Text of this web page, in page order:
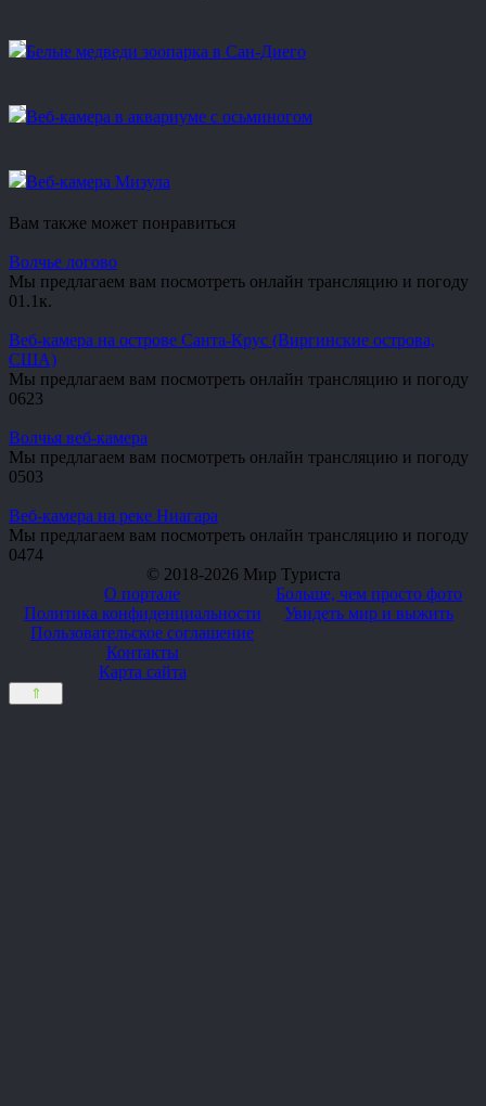
Белые медведи зоопарка в Сан-Диего
Веб-камера в аквариуме с осьминогом
Веб-камера Мизула
Вам также может понравиться
Волчье логово
Мы предлагаем вам посмотреть онлайн трансляцию и погоду
01.1к.
Веб-камера на острове Санта-Крус (Виргинские острова,
США)
Мы предлагаем вам посмотреть онлайн трансляцию и погоду
0623
Волчья веб-камера
Мы предлагаем вам посмотреть онлайн трансляцию и погоду
0503
Веб-камера на реке Ниагара
Мы предлагаем вам посмотреть онлайн трансляцию и погоду
0474
© 2018-2026 Мир Туриста
О портале
Политика конфиденциальности
Пользовательское соглашение
Контакты
Карта сайта
Больше, чем просто фото
Увидеть мир и выжить